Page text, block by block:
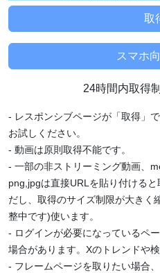
24時間内取得
- レスポンシブページが「取得」
お試しください。
- 動画は原則取得不能です。
- 一部の非ストリーミング動画、
png,jpgは直接URLを貼り付ける
だし、取得のサイズ制限が大きく
整中です)使います。
- ログインが必要になっているペ
場合があります。Xのトレンドや
- フレームページを取りたい場合